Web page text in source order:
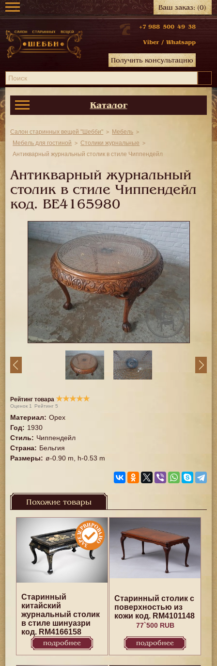
Ваш заказ:(0)
+7 988 500 49 38
Viber / Whatsapp
Получить консультацию
Каталог
Салон старинных вещей "Шебби"
Мебель
Мебель для гостиной
Столики журнальные
Антикварный журнальный столик в стиле Чиппендейл
Антикварный журнальный
столик в стиле Чиппендейл
код. BE4165980
Рейтинг товара ★★★★★
Оценок 1 Рейтинг5
Материал: Орех
Год: 1930
Стиль: Чиппендейл
Страна: Бельгия
Размеры: ø-0.90 m, h-0.53 m
Похожие товары
Старинный
китайский
журнальный столик
в стиле шинуазри
код. RM4166158
подробнее
Старинный столик с
поверхностью из
кожи код. RM4101148
77`500 RUB
подробнее